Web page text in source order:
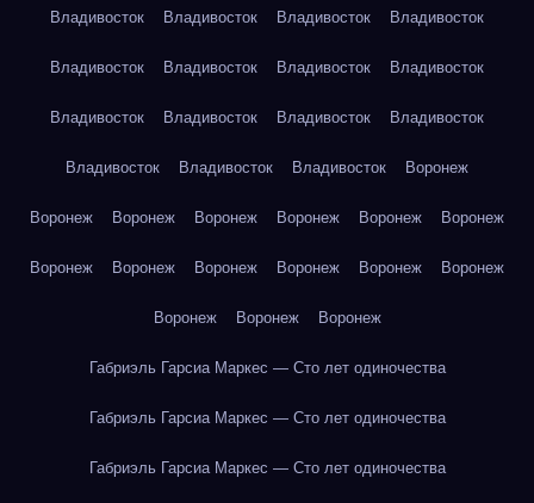
Владивосток Владивосток Владивосток Владивосток
Владивосток Владивосток Владивосток Владивосток
Владивосток Владивосток Владивосток Владивосток
Владивосток Владивосток Владивосток Воронеж
Воронеж Воронеж Воронеж Воронеж Воронеж Воронеж
Воронеж Воронеж Воронеж Воронеж Воронеж Воронеж
Воронеж Воронеж Воронеж
Габриэль Гарсиа Маркес — Сто лет одиночества
Габриэль Гарсиа Маркес — Сто лет одиночества
Габриэль Гарсиа Маркес — Сто лет одиночества